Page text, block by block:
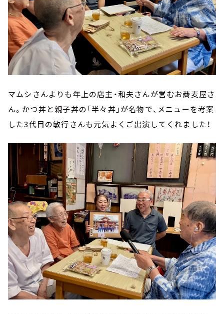
マムシさんよりも年上の店主・和夫さんが営むお蕎麦屋さ
ん。かつ丼と親子丼の「半々丼」が名物で、メニューを考案
した3代目の敏行さんも元気よくご出演してくれました！